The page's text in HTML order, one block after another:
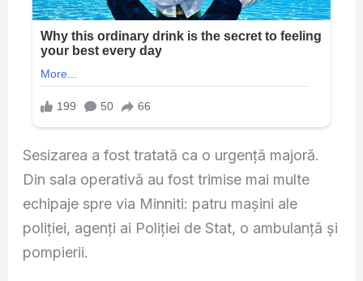
Sesizarea a fost tratată ca o urgență majoră.
Din sala operativă au fost trimise mai multe
echipaje spre via Minniti: patru mașini ale
poliției, agenți ai Poliției de Stat, o ambulanță și
pompierii.